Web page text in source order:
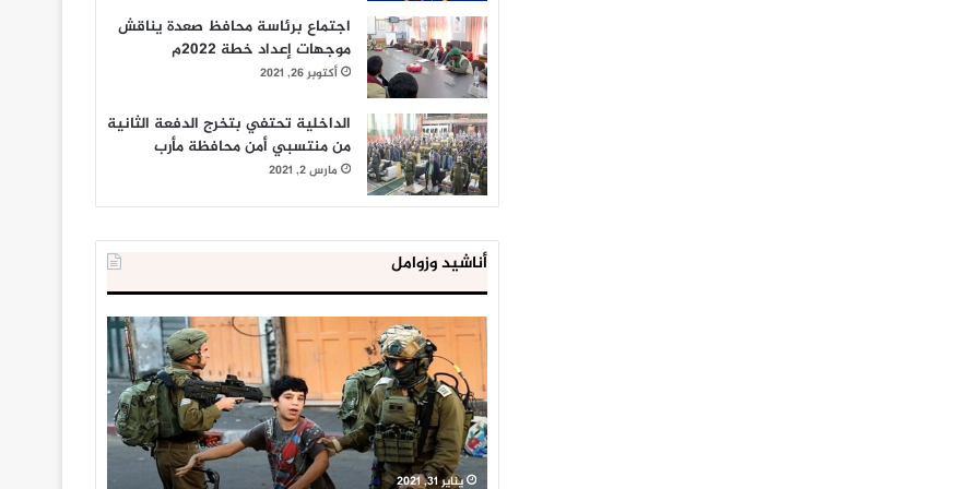
اجتماع برئاسة محافظ صعدة يناقش
موجهات إعداد خطة 2022م
أكتوبر 26, 2021
الداخلية تحتفي بتخرج الدفعة الثانية
من منتسبي أمن محافظة مأرب
مارس 2, 2021
أناشيد وزوامل
العدو
الإسرائيلي
اعتقل
543
طفلا
فلسطينيا
خلال
يناير 31, 2021
الداخلية
المصرية
تعلن
إحباط
‘مخطط
كبير’